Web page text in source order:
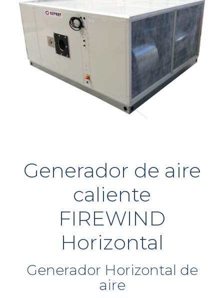
Generador de aire
caliente
FIREWIND
Horizontal
Generador Horizontal de
aire